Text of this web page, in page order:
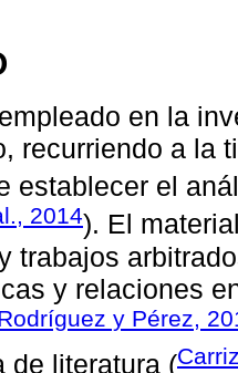
en la
recurriendo a la
establecer el
2014). El
trabajos
y relaciones
y Pérez,
de literatura (